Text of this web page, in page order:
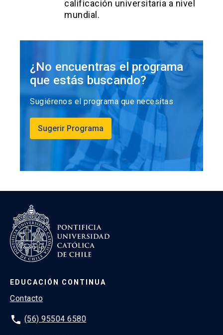
calificación universitaria a nivel
mundial.
¿No encuentras el programa
que estás buscando?
Sugiérenos el programa que necesitas
Sugerir Programa
EDUCACIÓN CONTINUA
Contacto
phone (56) 95504 6580